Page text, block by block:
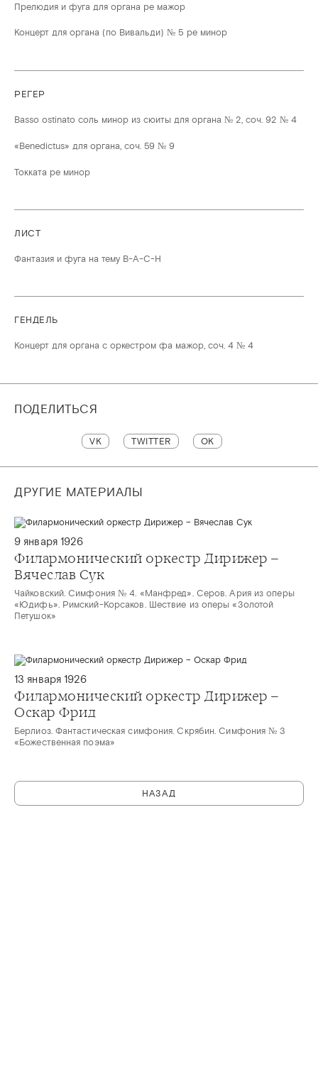
Прелюдия и фуга для органа ре мажор
Концерт для органа (по Вивальди) № 5 ре минор
РЕГЕР
Basso ostinato соль минор из сюиты для органа № 2, соч. 92 № 4
«Benedictus» для органа, соч. 59 № 9
Токката ре минор
ЛИСТ
Фантазия и фуга на тему B-A-C-H
ГЕНДЕЛЬ
Концерт для органа с оркестром фа мажор, соч. 4 № 4
ПОДЕЛИТЬСЯ
VK TWITTER OK
ДРУГИЕ МАТЕРИАЛЫ
9 января 1926
Филармонический оркестр Дирижер –
Вячеслав Сук
Чайковский. Симфония № 4. «Манфред». Серов. Ария из оперы
«Юдифь». Римский-Корсаков. Шествие из оперы «Золотой
Петушок»
13 января 1926
Филармонический оркестр Дирижер –
Оскар Фрид
Берлиоз. Фантастическая симфония. Скрябин. Симфония № 3
«Божественная поэма»
НАЗАД